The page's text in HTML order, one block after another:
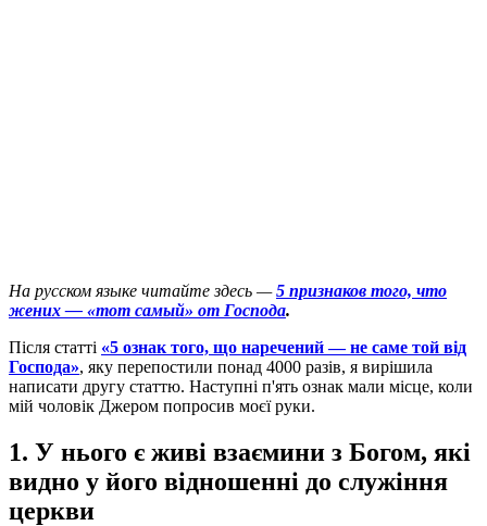
На русском языке читайте здесь —5 признаков того, что
жених — «тот самый» от Господа.
Після статті «5 ознак того, що наречений — не саме той від
Господа», яку перепостили понад 4000 разів, я вирішила
написати другу статтю. Наступні п'ять ознак мали місце, коли
мій чоловік Джером попросив моєї руки.
1. У нього є живі взаємини з Богом, які
видно у його відношенні до служіння
церкви